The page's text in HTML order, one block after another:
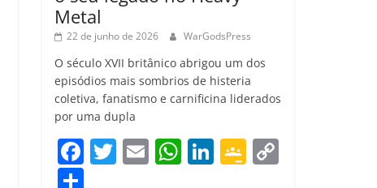
Metal
22 de junho de 2026 WarGodsPress
O século XVII britânico abrigou um dos
episódios mais sombrios de histeria
coletiva, fanatismo e carnificina liderados
por uma dupla
F T E W Li G